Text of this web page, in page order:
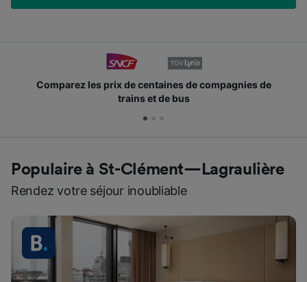
Comparez les prix de centaines de compagnies de
trains et de bus
Populaire à St-Clément—Lagraulière
Rendez votre séjour inoubliable